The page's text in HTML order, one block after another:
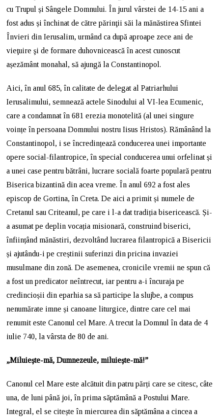
cu Trupul și Sângele Domnului. În jurul vârstei de 14-15 ani a
fost adus și închinat de către părinţii săi la mănăstirea Sfintei
Învieri din Ierusalim, urmând ca după aproape zece ani de
vieţuire şi de formare duhovnicească în acest cunoscut
așezământ monahal, să ajungă la Constantinopol.
Aici, în anul 685, în calitate de delegat al Patriarhului
Ierusalimului, semnează actele Sinodului al VI-lea Ecumenic,
care a condamnat în 681 erezia monotelită (al unei singure
voințe în persoana Domnului nostru Iisus Hristos). Rămânând la
Constantinopol, i se încredințează conducerea unei importante
opere social-filantropice, în special conducerea unui orfelinat și
a unei case pentru bătrâni, lucrare socială foarte populară pentru
Biserica bizantină din acea vreme. În anul 692 a fost ales
episcop de Gortina, în Creta. De aici a primit și numele de
Cretanul sau Criteanul, pe care i l-a dat tradiția bisericească. Și-
a asumat pe deplin vocația misionară, construind biserici,
înființând mănăstiri, dezvoltând lucrarea filantropică a Bisericii
și ajutându-i pe creștinii suferinzi din pricina invaziei
musulmane din zonă. De asemenea, cronicile vremii ne spun că
a fost un predicator neîntrecut, iar pentru a-i încuraja pe
credincioșii din eparhia sa să participe la slujbe, a compus
nenumărate imne și canoane liturgice, dintre care cel mai
renumit este Canonul cel Mare. A trecut la Domnul în data de 4
iulie 740, la vârsta de 80 de ani.
„Miluiește-mă, Dumnezeule, miluiește-mă!”
Canonul cel Mare este alcătuit din patru părți care se citesc, câte
una, de luni până joi, în prima săptămână a Postului Mare.
Integral, el se citește în miercurea din săptămâna a cincea a